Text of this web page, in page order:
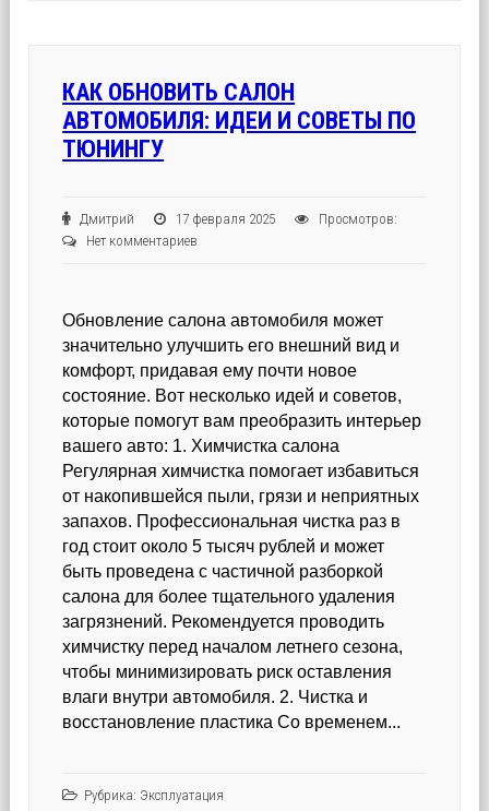
КАК ОБНОВИТЬ САЛОН
АВТОМОБИЛЯ: ИДЕИ И СОВЕТЫ ПО
ТЮНИНГУ
Дмитрий 17 февраля 2025
Просмотров:
Нет комментариев
Обновление салона автомобиля может
значительно улучшить его внешний вид и
комфорт, придавая ему почти новое
состояние. Вот несколько идей и советов,
которые помогут вам преобразить интерьер
вашего авто: 1. Химчистка салона
Регулярная химчистка помогает избавиться
от накопившейся пыли, грязи и неприятных
запахов. Профессиональная чистка раз в
год стоит около 5 тысяч рублей и может
быть проведена с частичной разборкой
салона для более тщательного удаления
загрязнений. Рекомендуется проводить
химчистку перед началом летнего сезона,
чтобы минимизировать риск оставления
влаги внутри автомобиля. 2. Чистка и
восстановление пластика Со временем...
Рубрика: Эксплуатация